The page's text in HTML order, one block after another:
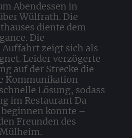
Abendessen in
Wülfrath. Die
diente dem
Die
zeigt sich als
Leider verzögerte
auf der Strecke die
Kommunikation
Lösung, sodass
im Restaurant Da
konnte –
Freunden des